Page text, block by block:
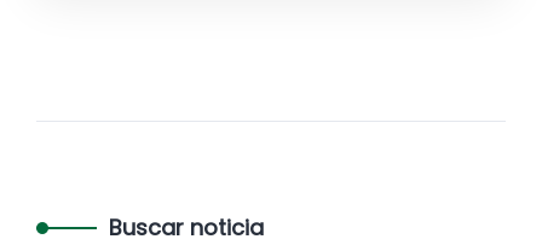
Buscar noticia